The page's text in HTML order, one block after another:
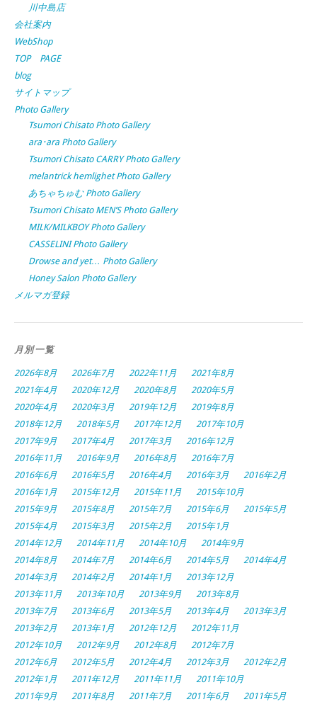
川中島店
会社案内
WebShop
TOP PAGE
blog
サイトマップ
Photo Gallery
Tsumori Chisato Photo Gallery
ara･ara Photo Gallery
Tsumori Chisato CARRY Photo Gallery
melantrick hemlighet Photo Gallery
あちゃちゅむ Photo Gallery
Tsumori Chisato MEN’S Photo Gallery
MILK/MILKBOY Photo Gallery
CASSELINI Photo Gallery
Drowse and yet… Photo Gallery
Honey Salon Photo Gallery
メルマガ登録
月別一覧
2026年8月 2026年7月 2022年11月
2021年8月
2021年4月
2020年12月 2020年8月
2020年5月
2020年4月
2020年3月 2019年12月
2019年8月
2018年12月
2018年5月 2017年12月
2017年10月
2017年9月
2017年4月 2017年3月
2016年12月
2016年11月
2016年9月 2016年8月
2016年7月
2016年6月
2016年5月 2016年4月 2016年3月
2016年2月
2016年1月
2015年12月 2015年11月
2015年10月
2015年9月
2015年8月 2015年7月 2015年6月
2015年5月
2015年4月
2015年3月 2015年2月
2015年1月
2014年12月
2014年11月 2014年10月
2014年9月
2014年8月
2014年7月 2014年6月 2014年5月
2014年4月
2014年3月
2014年2月 2014年1月
2013年12月
2013年11月
2013年10月 2013年9月
2013年8月
2013年7月
2013年6月 2013年5月 2013年4月
2013年3月
2013年2月
2013年1月 2012年12月
2012年11月
2012年10月
2012年9月 2012年8月
2012年7月
2012年6月
2012年5月 2012年4月 2012年3月
2012年2月
2012年1月
2011年12月 2011年11月
2011年10月
2011年9月
2011年8月 2011年7月 2011年6月 2011年5月